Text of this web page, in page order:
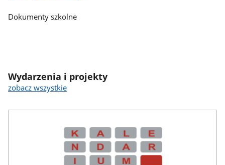
Dokumenty szkolne
Wydarzenia i projekty
zobacz wszystkie